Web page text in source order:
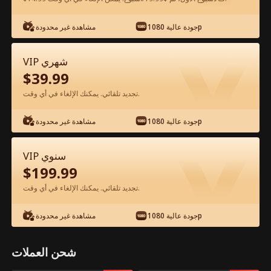
شاهد مجانًا في التطبيق
الحلقة 25 - أحببت صديق أبي المقرب الفيلم
كامل
مشاهدة غير محدودة جودة عالية 1080p
VIP شهري
$39.99
تجديد تلقائي. يمكنك الإلغاء في أي وقت.
مشاهدة غير محدودة جودة عالية 1080p
VIP سنوي
$199.99
تجديد تلقائي. يمكنك الإلغاء في أي وقت.
مشاهدة غير محدودة جودة عالية 1080p
شحن العملات